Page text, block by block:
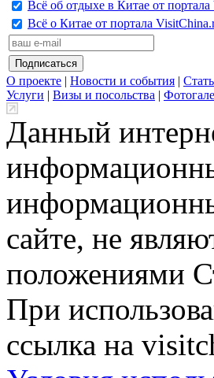
Всё об отдыхе в Китае от
Всё о Китае от портала
О проекте | Новости и события |
Услуги | Визы и посольства |
Данный
сайте, не
положениями
При
ссылка на